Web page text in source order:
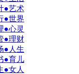
●艺术
●世界
●心灵
●理财
●人生
●育儿
●女人